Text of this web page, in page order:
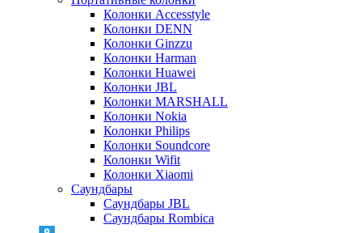
Колонки Accesstyle
Колонки DENN
Колонки Ginzzu
Колонки Harman
Колонки Huawei
Колонки JBL
Колонки MARSHALL
Колонки Nokia
Колонки Philips
Колонки Soundcore
Колонки Wifit
Колонки Xiaomi
Саундбары
Саундбары JBL
Саундбары Rombica